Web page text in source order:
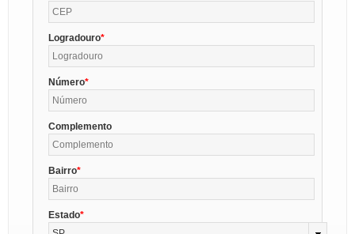
Logradouro
Número
Complemento
Bairro
Estado